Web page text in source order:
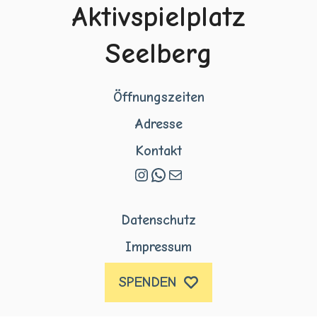
Aktivspielplatz
Seelberg
Öffnungszeiten
Adresse
Kontakt
Instagram
WhatsApp
E-Mail
Datenschutz
Impressum
SPENDEN